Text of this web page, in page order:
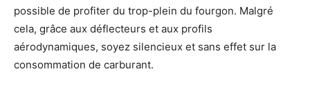
possible de profiter du trop-plein du fourgon. Malgré
cela, grâce aux déflecteurs et aux profils
aérodynamiques, soyez silencieux et sans effet sur la
consommation de carburant.